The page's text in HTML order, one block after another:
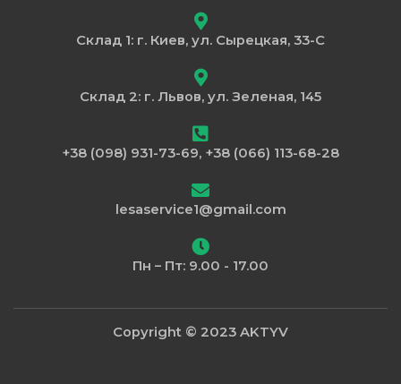
Склад 1: г. Киев, ул. Сырецкая, 33-С
Склад 2: г. Львов, ул. Зеленая, 145
+38 (098) 931-73-69, +38 (066) 113-68-28
lesaservice1@gmail.com
Пн – Пт: 9.00 - 17.00
Copyright © 2023 AKTYV